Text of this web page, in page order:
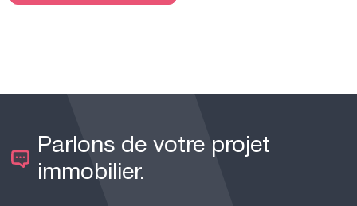
Parlons de votre projet
immobilier.